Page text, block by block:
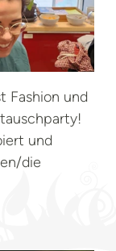
Fashion und
und
die